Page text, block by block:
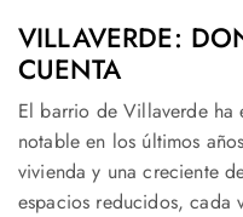
VILLAVERDE:
CUENTA
El barrio de Villaverde ha
notable en los últimos
vivienda y una creciente
espacios reducidos, cada